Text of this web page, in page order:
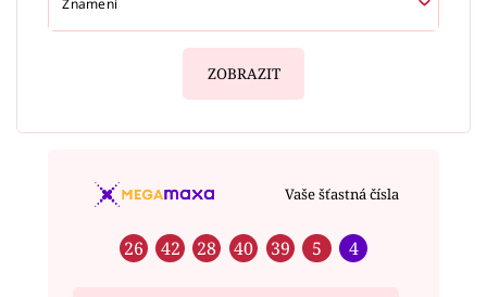
ZOBRAZIT
Vaše šťastná čísla
26 42 28 40 39 5 4